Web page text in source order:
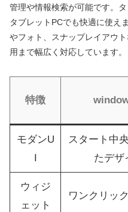
管理や情報検索が可能です。
タブレットPCでも快適に使え
やフォト、スナップレイアウ
用まで幅広く対応しています。
特徴
モダンU
スタート中
たデザ
ウィジ
ェット
ワンクリッ